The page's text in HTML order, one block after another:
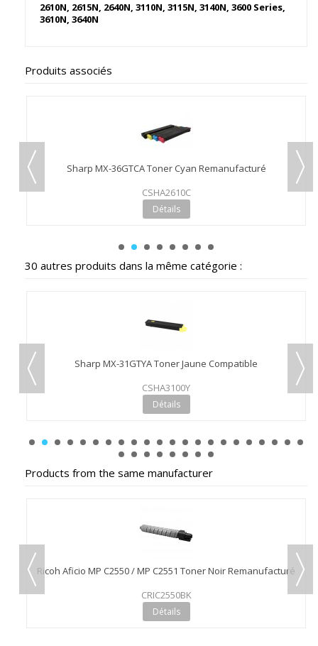
2610N, 2615N, 2640N, 3110N, 3115N, 3140N, 3600 Series,
3610N, 3640N
Produits associés
Sharp MX-36GTCA Toner Cyan Remanufacturé
CSHA2610C
Détails
30 autres produits dans la même catégorie :
Sharp MX-31GTYA Toner Jaune Compatible
CSHA3100Y
Détails
Products from the same manufacturer
Ricoh Aficio MP C2550 / MP C2551 Toner Noir Remanufacturé
CRIC2550BK
Détails